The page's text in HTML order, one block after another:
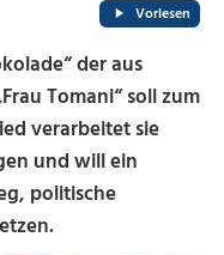
Vorlesen
der aus
Tomani“ soll zum
verarbeitet sie
und will ein
politische